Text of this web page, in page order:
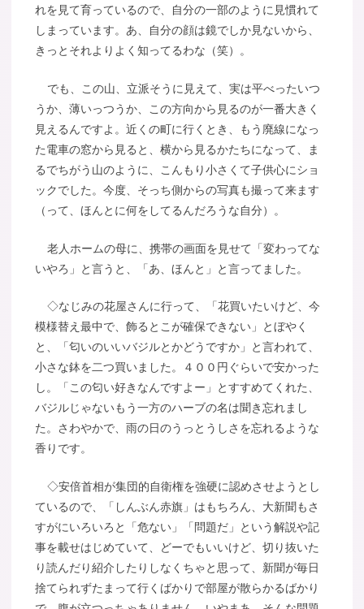
れを見て育っているので、自分の一部のように見慣れて
しまっています。あ、自分の顔は鏡でしか見ないから、
きっとそれよりよく知ってるわな（笑）。
でも、この山、立派そうに見えて、実は平べったいつ
うか、薄いっつうか、この方向から見るのが一番大きく
見えるんですよ。近くの町に行くとき、もう廃線になっ
た電車の窓から見ると、横から見るかたちになって、ま
るでちがう山のように、こんもり小さくて子供心にショ
ックでした。今度、そっち側からの写真も撮って来ます
（って、ほんとに何をしてるんだろうな自分）。
老人ホームの母に、携帯の画面を見せて「変わってな
いやろ」と言うと、「あ、ほんと」と言ってました。
◇なじみの花屋さんに行って、「花買いたいけど、今
模様替え最中で、飾るとこが確保できない」とぼやく
と、「匂いのいいバジルとかどうですか」と言われて、
小さな鉢を二つ買いました。４００円ぐらいで安かった
し。「この匂い好きなんですよー」とすすめてくれた、
バジルじゃないもう一方のハーブの名は聞き忘れまし
た。さわやかで、雨の日のうっとうしさを忘れるような
香りです。
◇安倍首相が集団的自衛権を強硬に認めさせようとし
ているので、「しんぶん赤旗」はもちろん、大新聞もさ
すがにいろいろと「危ない」「問題だ」という解説や記
事を載せはじめていて、どーでもいいけど、切り抜いた
り読んだり紹介したりしなくちゃと思って、新聞が毎日
捨てられずたまって行くばかりで部屋が散らかるばかり